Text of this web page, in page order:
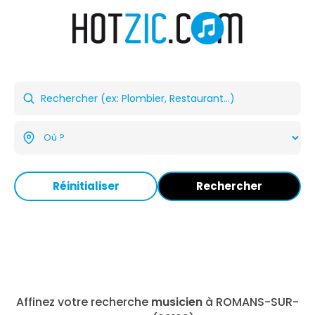
Réinitialiser Rechercher
Affinez votre recherche musicien à ROMANS-SUR-